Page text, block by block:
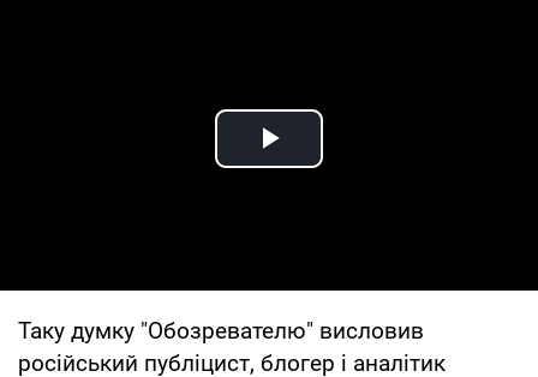
Play Video
Таку думку "Обозревателю" висловив
російський публіцист, блогер і аналітик